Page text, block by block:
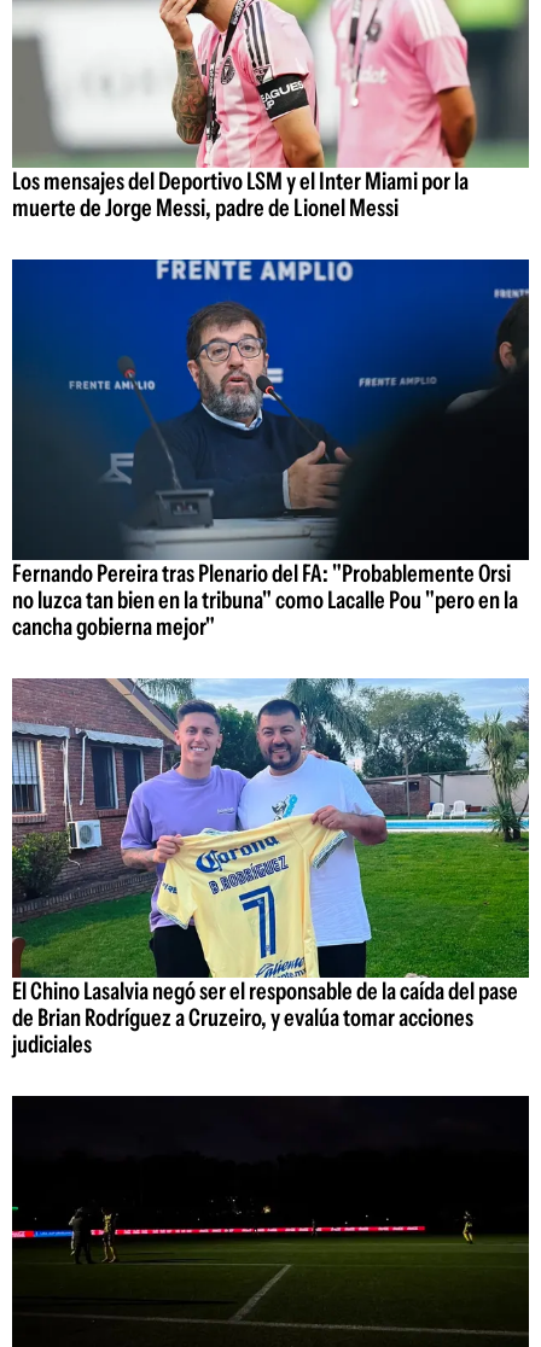
Los mensajes del Deportivo LSM y el Inter Miami por la
muerte de Jorge Messi, padre de Lionel Messi
Fernando Pereira tras Plenario del FA: "Probablemente Orsi
no luzca tan bien en la tribuna" como Lacalle Pou "pero en la
cancha gobierna mejor"
El Chino Lasalvia negó ser el responsable de la caída del pase
de Brian Rodríguez a Cruzeiro, y evalúa tomar acciones
judiciales